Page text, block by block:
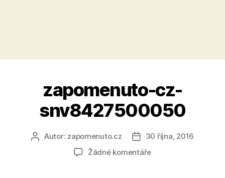
zapomenuto-cz-
snv8427500050
AutorAutor: zapomenuto.cz
Datum
příspěvku
30 října, 2016
Žádné komentářeu